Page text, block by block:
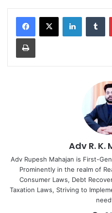
LinkedIn
Print
Adv R. K.
Adv Rupesh Mahajan is First-
Prominently in the realm of
Consumer Laws, Debt
Taxation Laws, Striving to